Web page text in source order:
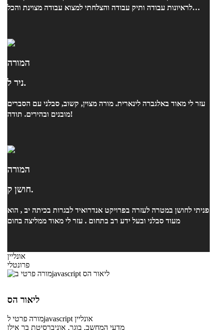
לראיונות עבודה ותיק עבודה והצלחתי למצוא עבודה מצוינת והכל
המורה
ניר ל.
עזר לי מאוד באלגברה לינארית. מורה מצוין, קשוב, סבלני עם הסברים
מובנים ובהירים. תודה!
המורה
חושן ק.
פניתי לחושן במטרה לעזרה בפרויקט אנדרואיד לבגרות בכיתה יב , הוא
מעוד סבלני ובעל ידע רב בתחום . עזר לי מאוד ממליצה בחום
אונליין
פרונטלי
ליאור הס
מורה פרטילjavascript אונליין
מדעי המחשב, בוגר, אוניברסיטת בר אילן